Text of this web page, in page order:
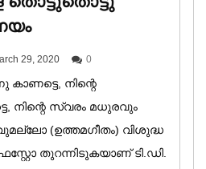
29, 2020 0
നിന്റെ
നിന്റെ സ്വരം മധുരവും
(ഉത്തമഗീതം) വിശുദ്ധ
തുറന്നിടുകയാണ് ടി.ഡി.